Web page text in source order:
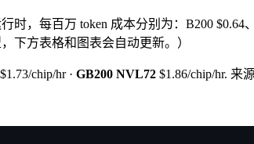
行时，每百万 token 成本分别为：B200
下方表格和图表会自动更新。）
$1.73/chip/hr· GB200 NVL72 $1.86/chip/hr. 来源